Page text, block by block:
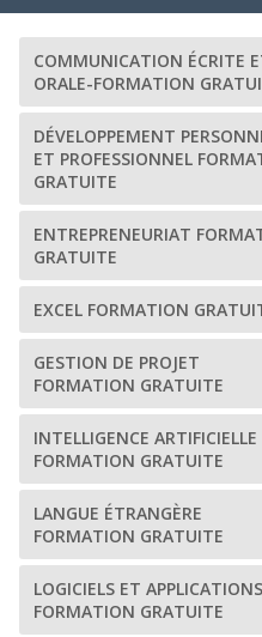
COMMUNICATION ÉCRITE
ORALE-FORMATION
DÉVELOPPEMENT
ET PROFESSIONNEL
GRATUITE
ENTREPRENEURIAT
GRATUITE
EXCEL FORMATION
GESTION DE PROJET
FORMATION GRATUITE
INTELLIGENCE ARTIFICIELLE
FORMATION GRATUITE
LANGUE ÉTRANGÈRE
FORMATION GRATUITE
LOGICIELS ET APPLICATIONS
FORMATION GRATUITE